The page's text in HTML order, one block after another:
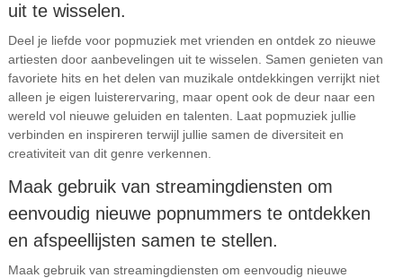
uit te wisselen.
Deel je liefde voor popmuziek met vrienden en ontdek zo nieuwe
artiesten door aanbevelingen uit te wisselen. Samen genieten van
favoriete hits en het delen van muzikale ontdekkingen verrijkt niet
alleen je eigen luisterervaring, maar opent ook de deur naar een
wereld vol nieuwe geluiden en talenten. Laat popmuziek jullie
verbinden en inspireren terwijl jullie samen de diversiteit en
creativiteit van dit genre verkennen.
Maak gebruik van streamingdiensten om
eenvoudig nieuwe popnummers te ontdekken
en afspeellijsten samen te stellen.
Maak gebruik van streamingdiensten om eenvoudig nieuwe